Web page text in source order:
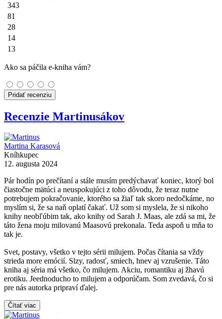
343
81
28
14
13
Ako sa páčila e-kniha vám?
Pridať recenziu
Recenzie Martinusákov
Martina Karasová
Kníhkupec
12. augusta 2024
Pár hodín po prečítaní a stále musím predýchavať koniec, ktorý bol
čiastočne mätúci a neuspokujúci z toho dôvodu, že teraz nutne
potrebujem pokračovanie, ktorého sa žiaľ tak skoro nedočkáme, no
myslím si, že sa naň oplatí čakať. Už som si myslela, že si nikoho
knihy neobľúbim tak, ako knihy od Sarah J. Maas, ale zdá sa mi, že
táto žena moju milovanú Maasovú prekonala. Teda aspoň u mňa to
tak je.
Svet, postavy, všetko v tejto sérii milujem. Počas čítania sa vždy
strieda more emócií. Slzy, radosť, smiech, hnev aj vzrušenie. Táto
kniha aj séria má všetko, čo milujem. Akciu, romantiku aj žhavú
erotiku. Jeednoducho to milujem a odporúčam. Som zvedavá, čo si
pre nás autorka pripraví ďalej.
Čítať viac